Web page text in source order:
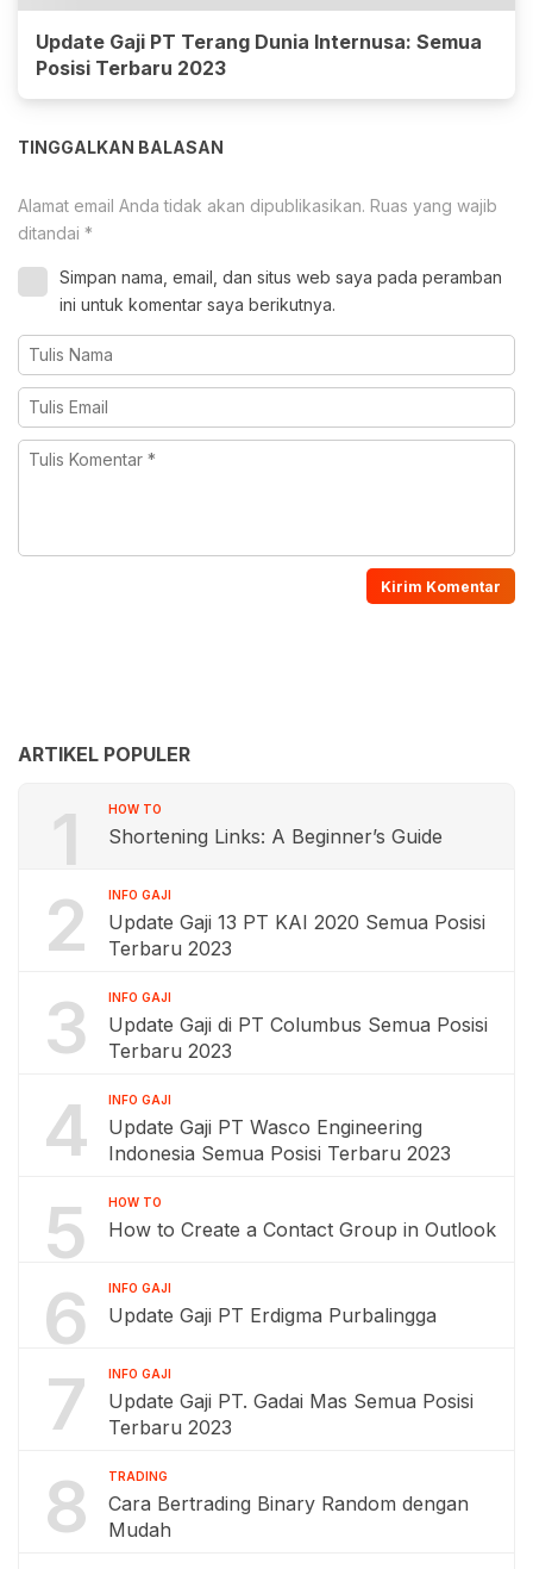
Update Gaji PT Terang Dunia Internusa: Semua
Posisi Terbaru 2023
TINGGALKAN BALASAN
Alamat email Anda tidak akan dipublikasikan. Ruas yang wajib
ditandai *
Simpan nama, email, dan situs web saya pada peramban
ini untuk komentar saya berikutnya.
ARTIKEL POPULER
1 HOW TO
Shortening Links: A Beginner’s Guide
2 INFO GAJI
Update Gaji 13 PT KAI 2020 Semua Posisi
Terbaru 2023
3 INFO GAJI
Update Gaji di PT Columbus Semua Posisi
Terbaru 2023
4 INFO GAJI
Update Gaji PT Wasco Engineering
Indonesia Semua Posisi Terbaru 2023
5 HOW TO
How to Create a Contact Group in Outlook
6 INFO GAJI
Update Gaji PT Erdigma Purbalingga
7 INFO GAJI
Update Gaji PT. Gadai Mas Semua Posisi
Terbaru 2023
8 TRADING
Cara Bertrading Binary Random dengan
Mudah